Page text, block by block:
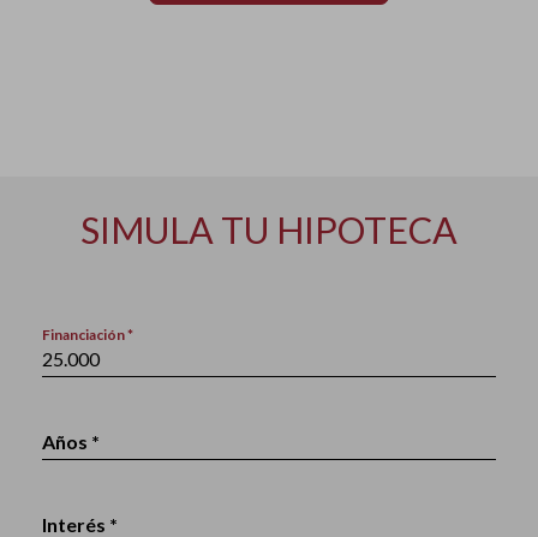
SIMULA TU HIPOTECA
Financiación *
Años *
Interés *